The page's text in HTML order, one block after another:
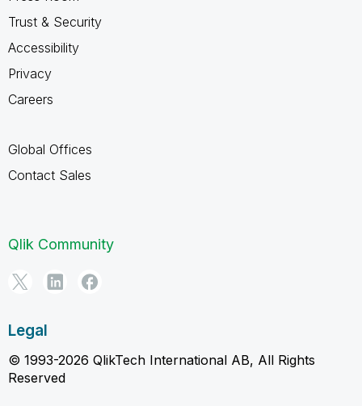
Trust & Security
Accessibility
Privacy
Careers
Global Offices
Contact Sales
Qlik Community
Legal
© 1993-2026 QlikTech International AB, All Rights
Reserved